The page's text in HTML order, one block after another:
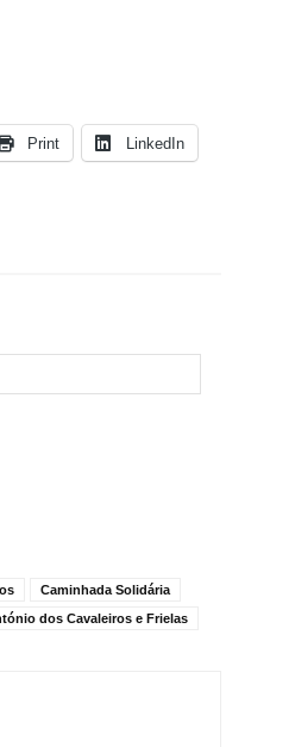
Print LinkedIn
Caminhada Solidária
dos Cavaleiros e Frielas